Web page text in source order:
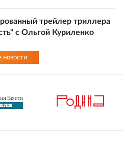
трейлер триллера
с Ольгой Куриленко
новости